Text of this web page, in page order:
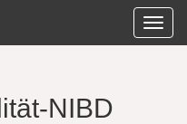
NIBD